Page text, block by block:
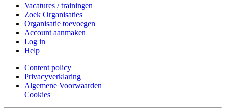
Vacatures / trainingen
Zoek Organisaties
Organisatie toevoegen
Account aanmaken
Log in
Help
Content policy
Privacyverklaring
Algemene Voorwaarden
Cookies